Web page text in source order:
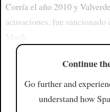
Corría el año 2010 y
acusaciones, fue sancionado
Continue
Go further and
understand how